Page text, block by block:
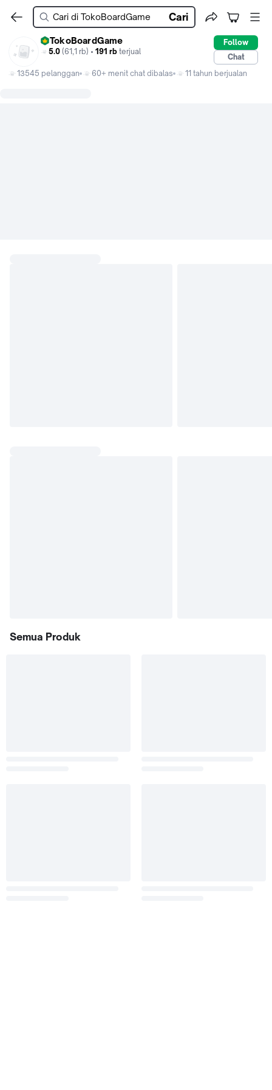
Cari
TokoBoardGame
5.0 (61,1 rb) • 191 rb terjual
Follow
Chat
13545 pelanggan
60+ menit chat dibalas 11 tahun berjualan
Semua Produk